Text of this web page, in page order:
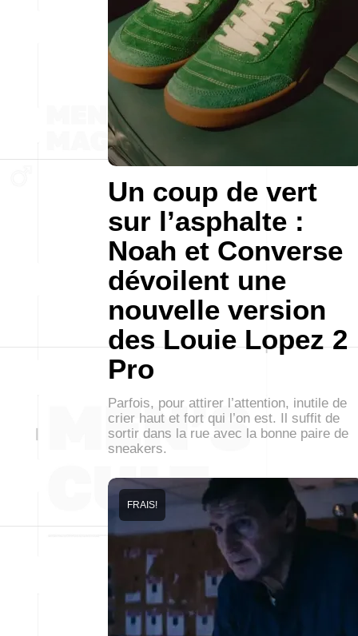
Un coup de vert
sur l’asphalte :
Noah et Converse
dévoilent une
nouvelle version
des Louie Lopez 2
Pro
Parfois, pour attirer l’attention, inutile de
crier haut et fort qui l’on est. Il suffit de
sortir dans la rue avec la bonne paire de
sneakers.
FRAIS!